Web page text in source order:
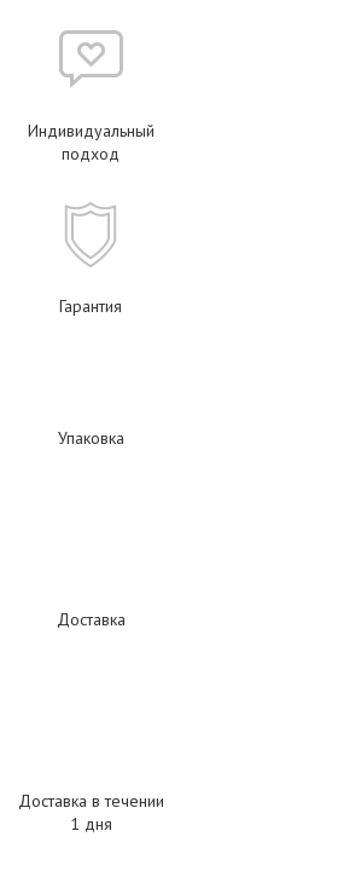
Индивидуальный
подход
Гарантия
Упаковка
Доставка
Доставка в течении
1 дня